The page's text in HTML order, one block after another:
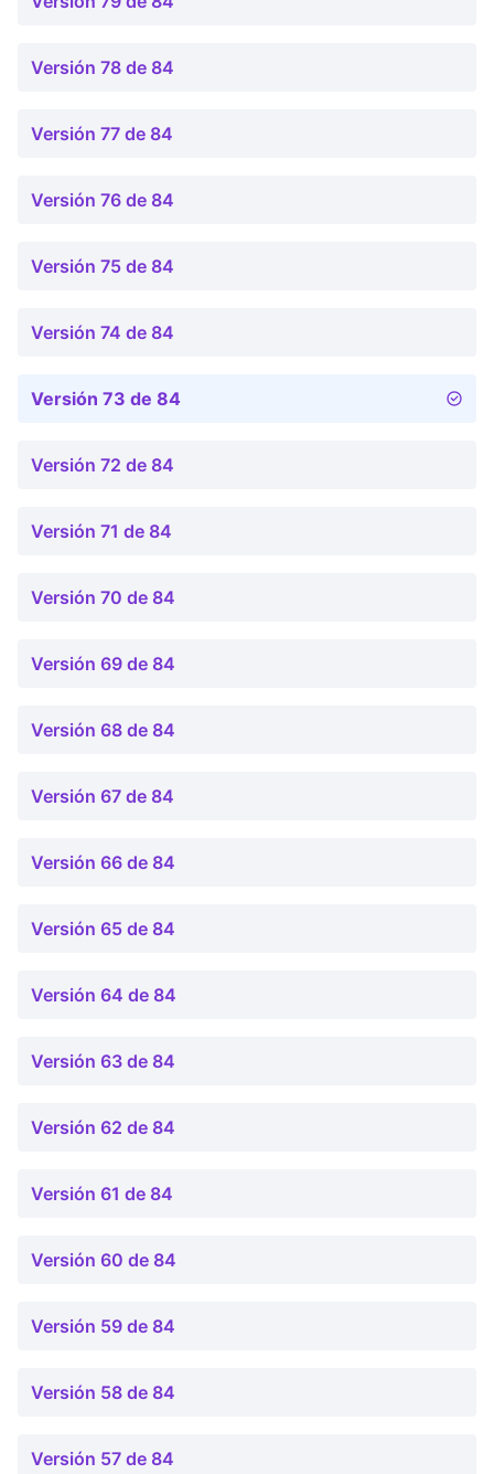
Versión 78 de 84
Versión 77 de 84
Versión 76 de 84
Versión 75 de 84
Versión 74 de 84
Versión 73 de 84
Versión 72 de 84
Versión 71 de 84
Versión 70 de 84
Versión 69 de 84
Versión 68 de 84
Versión 67 de 84
Versión 66 de 84
Versión 65 de 84
Versión 64 de 84
Versión 63 de 84
Versión 62 de 84
Versión 61 de 84
Versión 60 de 84
Versión 59 de 84
Versión 58 de 84
Versión 57 de 84